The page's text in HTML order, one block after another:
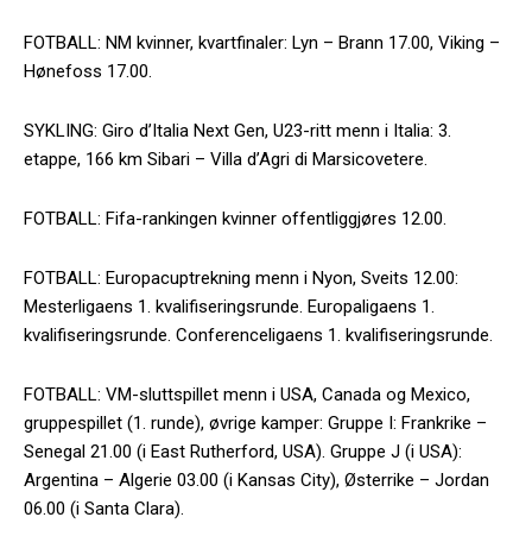
FOTBALL: NM kvinner, kvartfinaler: Lyn – Brann 17.00, Viking –
Hønefoss 17.00.
SYKLING: Giro d’Italia Next Gen, U23-ritt menn i Italia: 3.
etappe, 166 km Sibari – Villa d’Agri di Marsicovetere.
FOTBALL: Fifa-rankingen kvinner offentliggjøres 12.00.
FOTBALL: Europacuptrekning menn i Nyon, Sveits 12.00:
Mesterligaens 1. kvalifiseringsrunde. Europaligaens 1.
kvalifiseringsrunde. Conferenceligaens 1. kvalifiseringsrunde.
FOTBALL: VM-sluttspillet menn i USA, Canada og Mexico,
gruppespillet (1. runde), øvrige kamper: Gruppe I: Frankrike –
Senegal 21.00 (i East Rutherford, USA). Gruppe J (i USA):
Argentina – Algerie 03.00 (i Kansas City), Østerrike – Jordan
06.00 (i Santa Clara).